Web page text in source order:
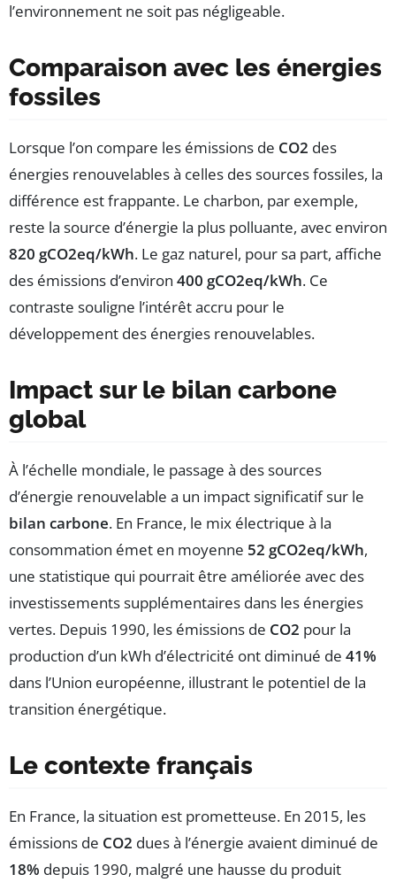
l’environnement ne soit pas négligeable.
Comparaison avec les énergies
fossiles
Lorsque l’on compare les émissions de CO2 des
énergies renouvelables à celles des sources fossiles, la
différence est frappante. Le charbon, par exemple,
reste la source d’énergie la plus polluante, avec environ
820 gCO2eq/kWh. Le gaz naturel, pour sa part, affiche
des émissions d’environ 400 gCO2eq/kWh. Ce
contraste souligne l’intérêt accru pour le
développement des énergies renouvelables.
Impact sur le bilan carbone
global
À l’échelle mondiale, le passage à des sources
d’énergie renouvelable a un impact significatif sur le
bilan carbone. En France, le mix électrique à la
consommation émet en moyenne 52 gCO2eq/kWh,
une statistique qui pourrait être améliorée avec des
investissements supplémentaires dans les énergies
vertes. Depuis 1990, les émissions de CO2 pour la
production d’un kWh d’électricité ont diminué de 41%
dans l’Union européenne, illustrant le potentiel de la
transition énergétique.
Le contexte français
En France, la situation est prometteuse. En 2015, les
émissions de CO2 dues à l’énergie avaient diminué de
18% depuis 1990, malgré une hausse du produit